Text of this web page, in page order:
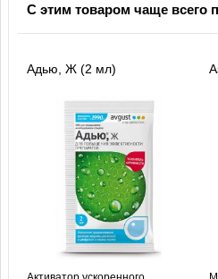
С этим товаром чаще всего
Адью, Ж (2 мл)